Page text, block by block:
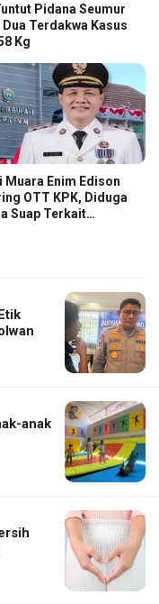
Pidana Seumur
Dua Terdakwa Kasus
Kg
Muara Enim Edison
OTT KPK, Diduga
Suap Terkait
anak